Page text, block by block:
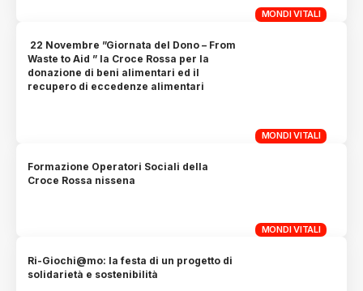
MONDI VITALI
MONDI VITALI
22 Novembre ”Giornata del Dono – From
Waste to Aid ” la Croce Rossa per la
donazione di beni alimentari ed il
recupero di eccedenze alimentari
MONDI VITALI
Formazione Operatori Sociali della
Croce Rossa nissena
Ri-Giochi@mo: la festa di un progetto di
solidarietà e sostenibilità